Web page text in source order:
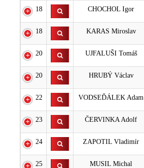
18 CHOCHOL Igor
18 KARAS Miroslav
20 UJFALUŠI Tomáš
20 HRUBÝ Václav
22 VODSEĎÁLEK Adam
23 ČERVINKA Adolf
24 ZAPOTIL Vladimír
25 MUSIL Michal